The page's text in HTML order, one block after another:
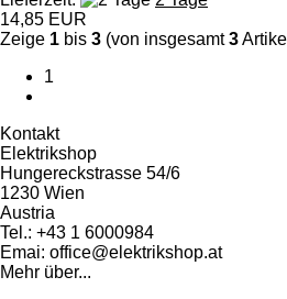
14,85 EUR
Zeige 1 bis 3 (von insgesamt3
1
Kontakt
Elektrikshop
Hungereckstrasse 54/6
1230 Wien
Austria
Tel.: +43 1 6000984
Emai: office@elektrikshop.at
Mehr über...